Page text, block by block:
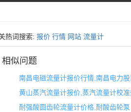
热词搜索: 报价 行情 网站 流量计
相似问题
南昌电磁流量计报价行情,南昌电力
黄山蒸汽流量计报价,蒸汽流量计校
耐强酸圆齿轮流量计价格,耐酸齿轮泵